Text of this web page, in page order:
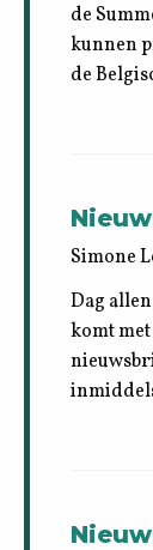
de
kunnen
de
Simone
Dag
komt